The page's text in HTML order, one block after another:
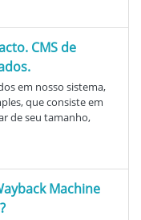
CMS de
em nosso sistema,
que consiste em
de seu tamanho,
Machine